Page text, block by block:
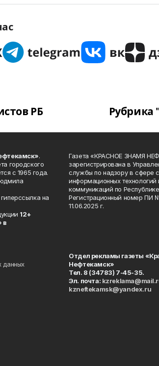
РБ Рубрика
.
городского
с 1965 года.
на
12+
в
данных
Газета «КРАСНОЕ ЗНАМЯ
зарегистрирована в
службы по надзору в сфере
информационных
коммуникаций по
Регистрационный номер ПИ
11.06.2025 г.
Отдел рекламы газеты
Нефтекамск»
Тел. 8 (34783) 7-45-35.
Эл. почта:
kzneftekamsk@yandex.ru